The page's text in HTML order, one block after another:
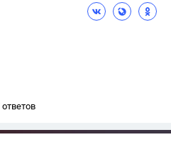
ответов